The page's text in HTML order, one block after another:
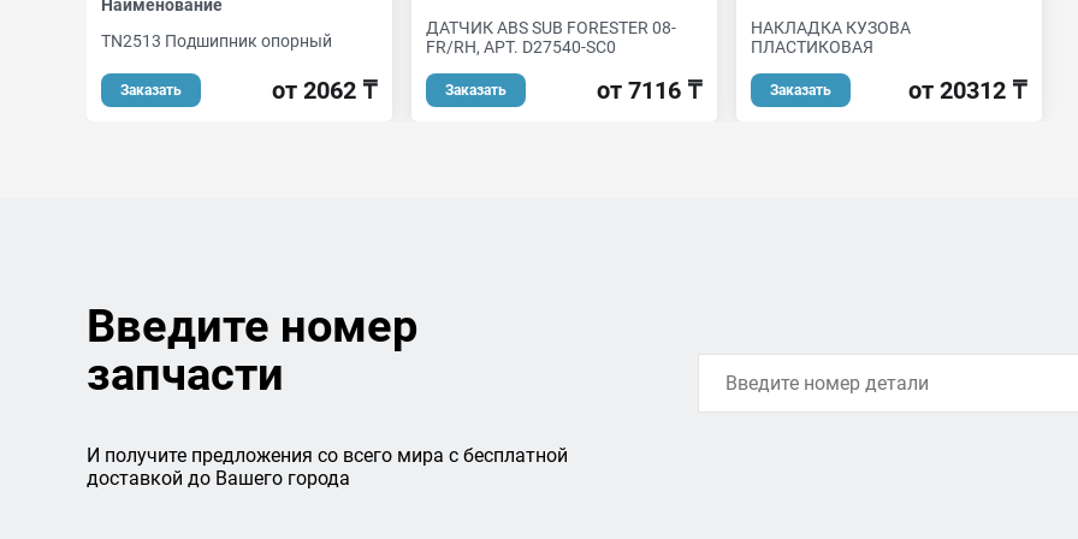
Наименование
TN2513 Подшипник опорный
Заказать от 2062 ₸
ДАТЧИК ABS SUB FORESTER 08-
FR/RH, АРТ. D27540-SC0
Заказать от 7116 ₸
НАКЛАДКА КУЗОВА
ПЛАСТИКОВАЯ
Заказать от 20312 ₸
Введите номер
запчасти
И получите предложения со всего мира с бесплатной
доставкой до Вашего города